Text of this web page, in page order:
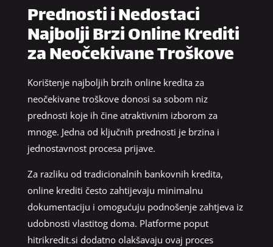
Prednosti i Nedostaci
Najbolji Brzi Online Krediti
za Neočekivane Troškove
Korištenje najboljih brzih online kredita za
neočekivane troškove donosi sa sobom niz
prednosti koje ih čine atraktivnim izborom za
mnoge. Jedna od ključnih prednosti je brzina i
jednostavnost procesa prijave.
Za razliku od tradicionalnih bankovnih kredita,
online krediti često zahtijevaju minimalnu
dokumentaciju i omogućuju podnošenje zahtjeva iz
udobnosti vlastitog doma. Platforme poput
hitrikredit.si dodatno olakšavaju ovaj proces